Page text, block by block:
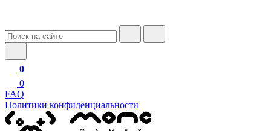
0
0
FAQ
Политики конфиденциальности